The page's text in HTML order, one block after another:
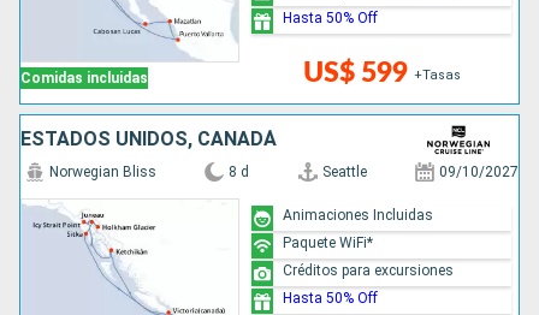
Comidas incluidas US$ 599 +Tasas
Hasta 50% Off
ESTADOS UNIDOS, CANADÁ
Norwegian Bliss 8 d Seattle 09/10/2027
Animaciones Incluidas
Paquete WiFi*
Créditos para excursiones
Hasta 50% Off